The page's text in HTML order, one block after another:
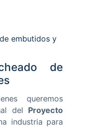
de
queremos
del Proyecto
industria para